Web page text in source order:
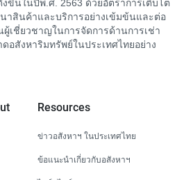
ขึ้นในปีพ.ศ. 2563 ด้วยอัตราการเติบโต
าสินค้าและบริการอย่างเข้มข้นและต่อ
ผู้เชี่ยวชาญในการจัดการด้านการเช่า
สังหาริมทรัพย์ในประเทศไทยอย่าง
Resources
ข่าวอสังหาฯ ในประเทศไทย
ข้อแนะนำเกี่ยวกับอสังหาฯ